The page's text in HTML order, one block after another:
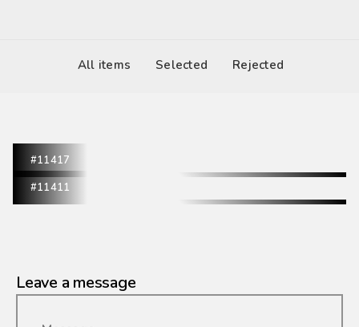
All items Selected Rejected
#11417
#11411
Leave a message